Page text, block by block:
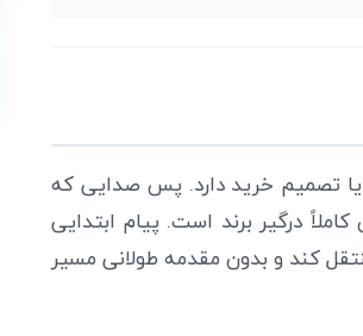
تصمیم خرید دارد. پس صدایی که
درگیر برند است. پیام ابتدایی
کند و بدون مقدمه طولانی مسیر